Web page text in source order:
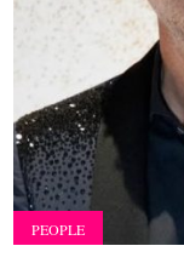
PEOPLE